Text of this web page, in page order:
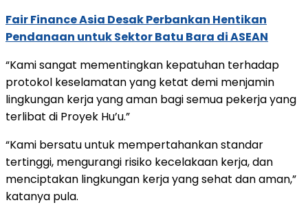
Fair Finance Asia Desak Perbankan Hentikan
Pendanaan untuk Sektor Batu Bara di ASEAN
“Kami sangat mementingkan kepatuhan terhadap
protokol keselamatan yang ketat demi menjamin
lingkungan kerja yang aman bagi semua pekerja yang
terlibat di Proyek Hu’u.”
“Kami bersatu untuk mempertahankan standar
tertinggi, mengurangi risiko kecelakaan kerja, dan
menciptakan lingkungan kerja yang sehat dan aman,”
katanya pula.